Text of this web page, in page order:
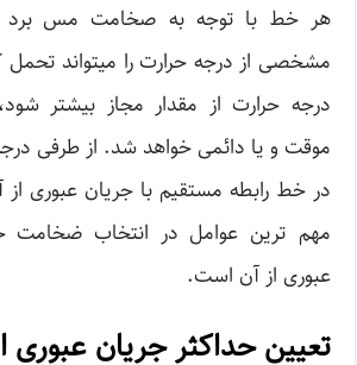
هر خط با توجه به صخامت مس برد
مشخصی از درجه حرارت را میتواند
درجه حرارت از مقدار مجاز بیشتر
موقت و یا دائمی خواهد شد. از طرفی
در خط رابطه مستقیم با جریان عبوری از
مهم ترین عوامل در انتخاب ضخامت
عبوری از آن است.
تعیین حداکثر جریان